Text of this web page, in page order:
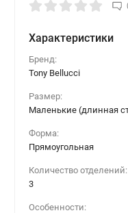
Характеристики
Бренд:
Tony Bellucci
Размер:
Маленькие (длинная
Форма:
Прямоугольная
Количество отделений:
3
Особенности: